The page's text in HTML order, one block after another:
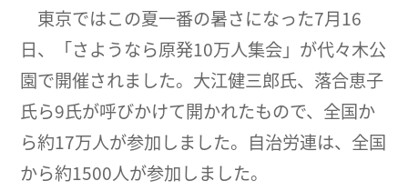
東京ではこの夏一番の暑さになった7月16
日、「さようなら原発10万人集会」が代々木公
園で開催されました。大江健三郎氏、落合恵子
氏ら9氏が呼びかけて開かれたもので、全国か
ら約17万人が参加しました。自治労連は、全国
から約1500人が参加しました。